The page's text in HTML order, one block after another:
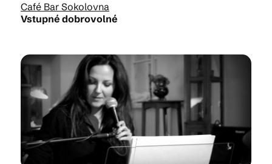
Články
Suvenýry
Praktické info
Kam vyrazit
Café Bar Sokolovna
Vstupné dobrovolné